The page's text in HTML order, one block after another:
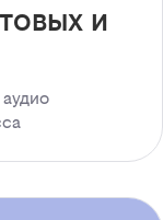
и